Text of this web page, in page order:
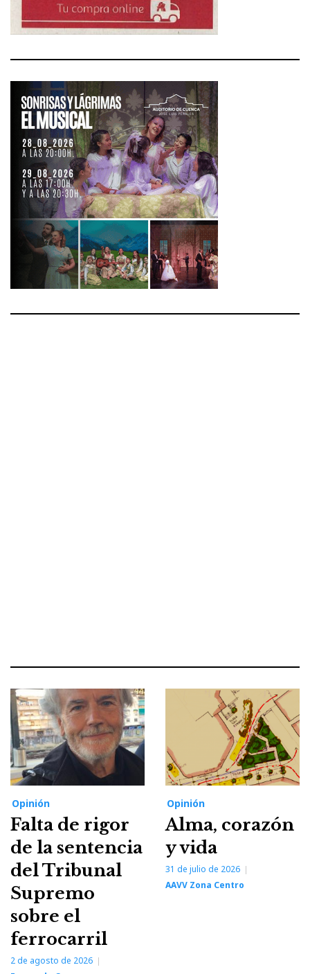
Opinión
Falta de rigor
de la sentencia
del Tribunal
Supremo
sobre el
ferrocarril
2 de agosto de 2026
Opinión
Alma, corazón
y vida
31 de julio de 2026
AAVV Zona Centro